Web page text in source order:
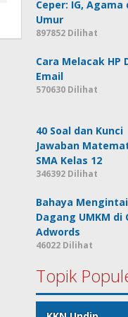
Ceper: IG, Agama
Umur
897852 Dilihat
Cara Melacak HP
Email
570630 Dilihat
40 Soal dan Kunci
Jawaban
SMA Kelas 12
346392 Dilihat
Bahaya
Dagang UMKM di
Adwords
46022 Dilihat
Topik